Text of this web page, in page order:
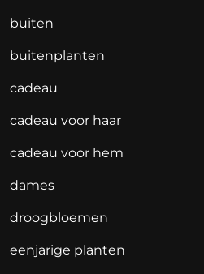
buiten
buitenplanten
cadeau
cadeau voor haar
cadeau voor hem
dames
droogbloemen
eenjarige planten